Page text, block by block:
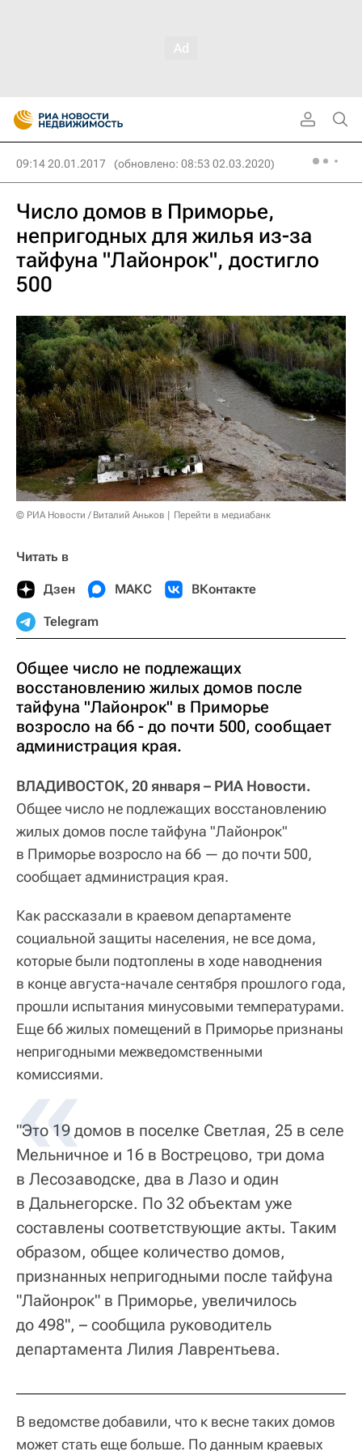
09:14 20.01.2017 (обновлено: 08:53 02.03.2020)
Число домов в Приморье,
непригодных для жилья из-за
тайфуна "Лайонрок", достигло
500
© РИА Новости / Виталий Аньков Перейти в медиабанк
Читать в
Дзен МАКС ВКонтакте
Telegram
Общее число не подлежащих
восстановлению жилых домов после
тайфуна "Лайонрок" в Приморье
возросло на 66 - до почти 500, сообщает
администрация края.
ВЛАДИВОСТОК, 20 января – РИА Новости.
Общее число не подлежащих восстановлению
жилых домов после тайфуна "Лайонрок"
в Приморье возросло на 66 — до почти 500,
сообщает администрация края.
Как рассказали в краевом департаменте
социальной защиты населения, не все дома,
которые были подтоплены в ходе наводнения
в конце августа-начале сентября прошлого года,
прошли испытания минусовыми температурами.
Еще 66 жилых помещений в Приморье признаны
непригодными межведомственными
комиссиями.
"Это 19 домов в поселке Светлая, 25 в селе
Мельничное и 16 в Вострецово, три дома
в Лесозаводске, два в Лазо и один
в Дальнегорске. По 32 объектам уже
составлены соответствующие акты. Таким
образом, общее количество домов,
признанных непригодными после тайфуна
"Лайонрок" в Приморье, увеличилось
до 498", – сообщила руководитель
департамента Лилия Лаврентьева.
В ведомстве добавили, что к весне таких домов
может стать еще больше. По данным краевых